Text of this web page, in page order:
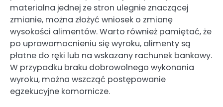
materialna jednej ze stron ulegnie znaczącej
zmianie, można złożyć wniosek o zmianę
wysokości alimentów. Warto również pamiętać, że
po uprawomocnieniu się wyroku, alimenty są
płatne do ręki lub na wskazany rachunek bankowy.
W przypadku braku dobrowolnego wykonania
wyroku, można wszcząć postępowanie
egzekucyjne komornicze.